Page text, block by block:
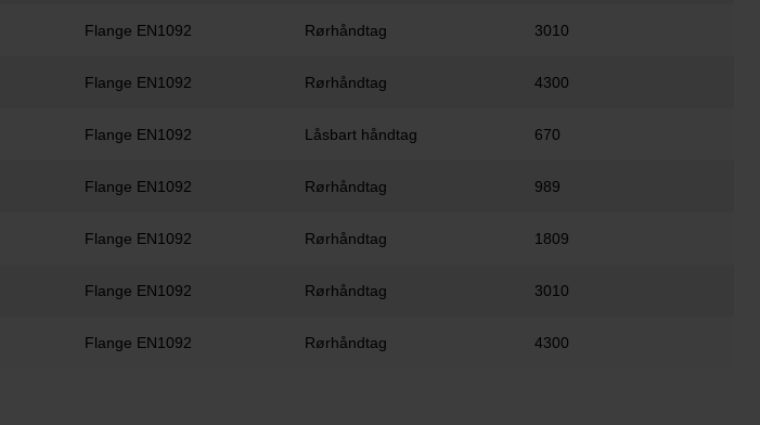
Flange EN1092 Rørhåndtag 3010
Flange EN1092 Rørhåndtag 4300
Flange EN1092 Låsbart håndtag 670
Flange EN1092 Rørhåndtag 989
Flange EN1092 Rørhåndtag 1809
Flange EN1092 Rørhåndtag 3010
Flange EN1092 Rørhåndtag 4300